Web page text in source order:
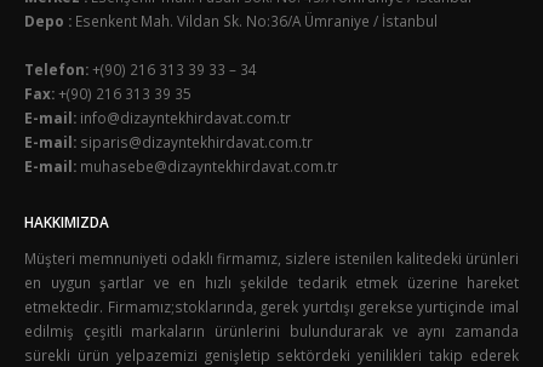
Depo : Esenkent Mah. Vildan Sk. No:36/A Ümraniye / İstanbul
Telefon:+(90) 216 313 39 33 – 34
Fax:+(90) 216 313 39 35
E-mail: info@dizayntekhirdavat.com.tr
E-mail: siparis@dizayntekhirdavat.com.tr
E-mail: muhasebe@dizayntekhirdavat.com.tr
HAKKIMIZDA
Müşteri memnuniyeti odaklı firmamız, sizlere istenilen kalitedeki ürünleri
en uygun şartlar ve en hızlı şekilde tedarik etmek üzerine hareket
etmektedir. Firmamız;stoklarında, gerek yurtdışı gerekse yurtiçinde imal
edilmiş çeşitli markaların ürünlerini bulundurarak ve aynı zamanda
sürekli ürün yelpazemizi genişletip sektördeki yenilikleri takip ederek